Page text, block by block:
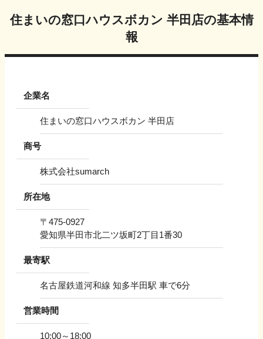
住まいの窓口ハウスボカン 半田店の基本情
報
企業名
住まいの窓口ハウスボカン 半田店
商号
株式会社sumarch
所在地
〒 475-0927
愛知県半田市北二ツ坂町2丁目1番30
最寄駅
名古屋鉄道河和線 知多半田駅 車で6分
営業時間
10:00～18:00